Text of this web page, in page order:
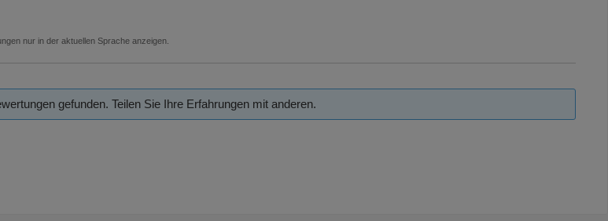
nur in der aktuellen Sprache anzeigen.
gefunden. Teilen Sie Ihre Erfahrungen mit anderen.